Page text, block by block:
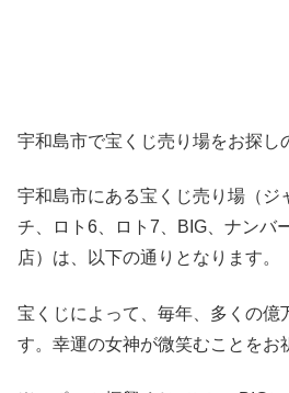
宇和島市で宝くじ売り場をお探し
宇和島市にある宝くじ売り場（ジ
チ、ロト6、ロト7、BIG、ナンバ
店）は、以下の通りとなります。
宝くじによって、毎年、多くの億
す。幸運の女神が微笑むことをお